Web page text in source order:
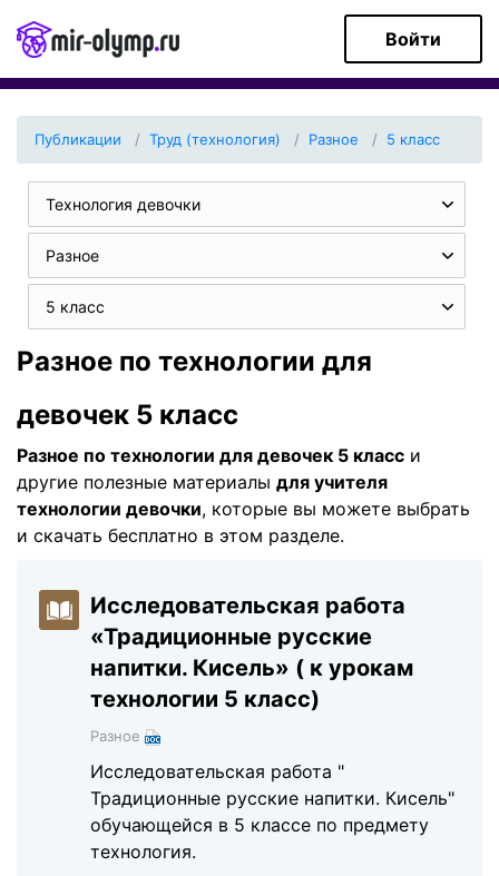
Войти
Публикации Труд (технология) Разное 5 класс
Технология девочки
Разное
5 класс
Разное по технологии для
девочек 5 класс
Разное по технологии для девочек 5 класс и
другие полезные материалы для учителя
технологии девочки, которые вы можете выбрать
и скачать бесплатно в этом разделе.
Исследовательская работа
«Традиционные русские
напитки. Кисель» ( к урокам
технологии 5 класс)
Разное
Исследовательская работа "
Традиционные русские напитки. Кисель"
обучающейся в 5 классе по предмету
технология.